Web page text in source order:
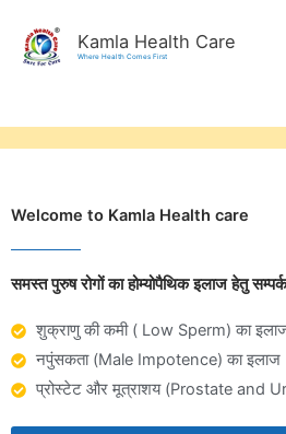
content
Kamla Health Care
Where Health Comes First
Welcome to Kamla Health care
समस्त पुरुष रोगों का होम्योपैथिक इलाज हेतु
शुक्राणु की कमी ( Low Sperm) का
नपुंसकता (Male Impotence) का इलाज
प्रोस्टेट और मूत्राशय (Prostate and